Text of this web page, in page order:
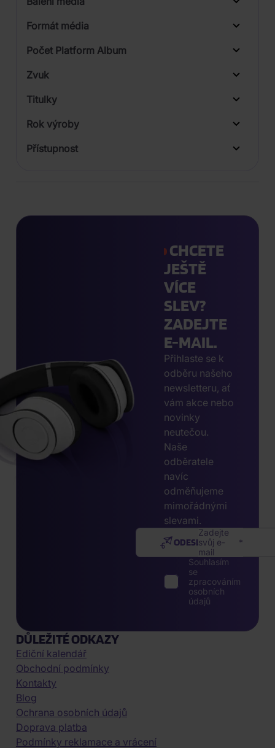
Formát média
Počet Platform Album
Zvuk
Titulky
Rok výroby
Přístupnost
CHCETE
JEŠTĚ
VÍCE
SLEV?
ZADEJTE
E-MAIL.
Přihlaste se k
odběru našeho
newsletteru, ať
vám akce nebo
novinky
neutečou.
Naše
odběratele
navíc
odměňujeme
mimořádnými
slevami.
Zadejte
svůj e-
mail
ODESLAT
Souhlasím
se
zpracováním
osobních
údajů
DŮLEŽITÉ ODKAZY
Ediční kalendář
Obchodní podmínky
Kontakty
Blog
Ochrana osobních údajů
Doprava platba
Podmínky reklamace a vrácení